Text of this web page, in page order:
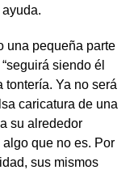
ayuda.
una pequeña parte
siendo él
tontería. Ya no será
caricatura de una
su alrededor
que no es. Por
sus mismos